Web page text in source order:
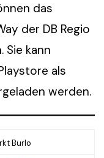
das
der DB Regio
Sie kann
als
werden.
Burlo